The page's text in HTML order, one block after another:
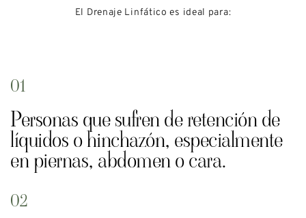
El Drenaje Linfático es ideal para:
01
Personas que sufren de retención de
líquidos o hinchazón, especialmente
en piernas, abdomen o cara.
02